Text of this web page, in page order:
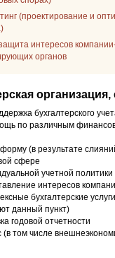
(проектирование и
интересов
органов
организация,
бухгалтерского
по различным
(в результате
сфере
учетной политики
интересов
бухгалтерские услуги
данный пункт)
годовой отчетности
том числе